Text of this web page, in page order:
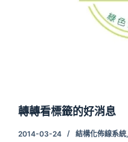
轉轉看標籤的好消息
2014-03-24 結構化佈線系統,